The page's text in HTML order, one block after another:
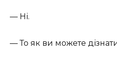
— Ні.
— То як ви можете